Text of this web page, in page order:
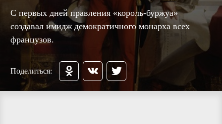
С первых дней правления «король-буржуа»
создавал имидж демократичного монарха всех
французов.
Поделиться: